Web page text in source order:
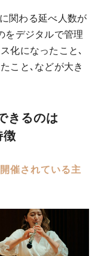
関わる延べ人数が
をデジタルで管理
化になったこと､
こと､などが大き
きるのは
徴
催されている主